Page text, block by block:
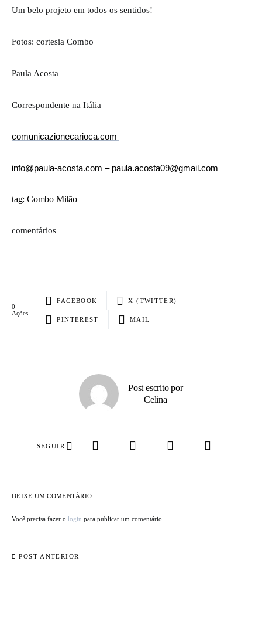
Um belo projeto em todos os sentidos!
Fotos: cortesia Combo
Paula Acosta
Correspondente na Itália
comunicazionecarioca.com
info@paula-acosta.com – paula.acosta09@gmail.com
tag: Combo Milão
comentários
0
Ações
FACEBOOK X (TWITTER)
PINTEREST MAIL
Post escrito por
Celina
SEGUIR
DEIXE UM COMENTÁRIO
Você precisa fazer o login para publicar um comentário.
POST ANTERIOR